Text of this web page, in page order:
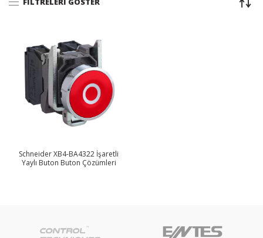
Schneider XB4-BA4322 İşaretli
Yaylı Buton Buton Çözümleri